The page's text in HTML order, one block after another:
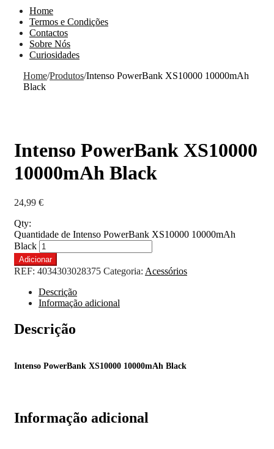
Home
Termos e Condições
Contactos
Sobre Nós
Curiosidades
Home/Produtos/Intenso PowerBank XS10000 10000mAh
Black
Intenso PowerBank XS10000
10000mAh Black
24,99 €
Qty:
Quantidade de Intenso PowerBank XS10000 10000mAh
Black
Adicionar
REF: 4034303028375 Categoria: Acessórios
Descrição
Informação adicional
Descrição
Intenso PowerBank XS10000 10000mAh Black
Informação adicional